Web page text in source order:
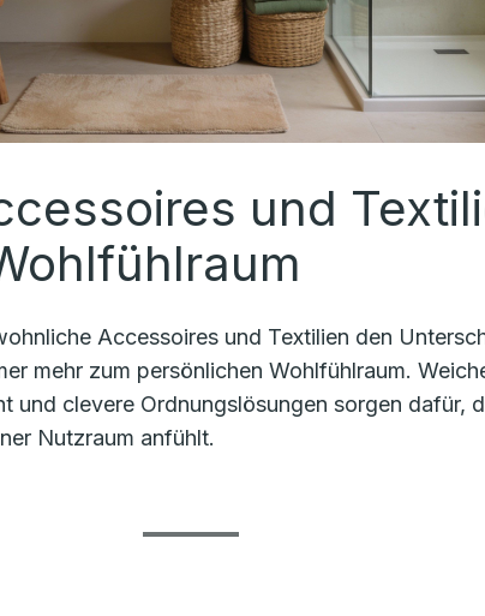
und
Accessoires und Textilien den
mehr zum persönlichen Wohlfühlraum.
und clevere Ordnungslösungen sorgen dafür,
Nutzraum anfühlt.